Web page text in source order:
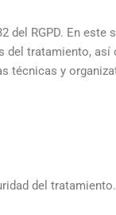
del RGPD. En este
del tratamiento,
técnicas y
del tratamiento.